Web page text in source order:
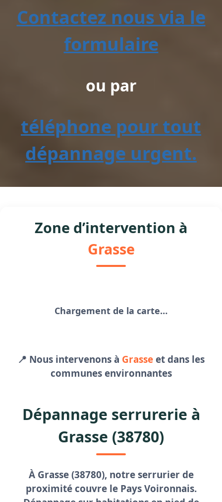
Contactez nous via le
formulaire
ou par
téléphone pour tout
dépannage urgent.
Zone d’intervention à
Grasse
Chargement de la carte…
📍 Nous intervenons à Grasseet dans les
communes environnantes
Dépannage serrurerie à
Grasse (38780)
À Grasse (38780), notre serrurier de
proximitécouvre le Pays Voironnais.